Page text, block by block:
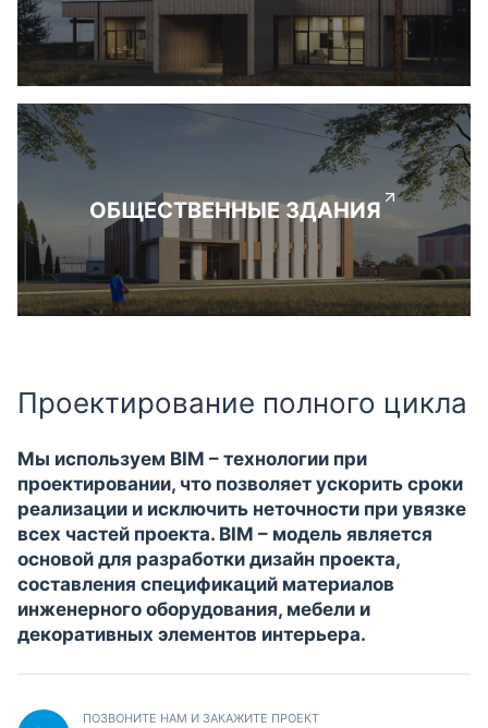
ОБЩЕСТВЕННЫЕ ЗДАНИЯ
Проектирование полного цикла
Мы используем BIM – технологии при
проектировании, что позволяет ускорить сроки
реализации и исключить неточности при увязке
всех частей проекта. BIM – модель является
основой для разработки дизайн проекта,
составления спецификаций материалов
инженерного оборудования, мебели и
декоративных элементов интерьера.
ПОЗВОНИТЕ НАМ И ЗАКАЖИТЕ ПРОЕКТ